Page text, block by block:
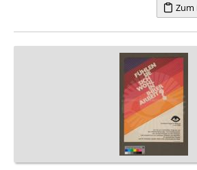
Zum